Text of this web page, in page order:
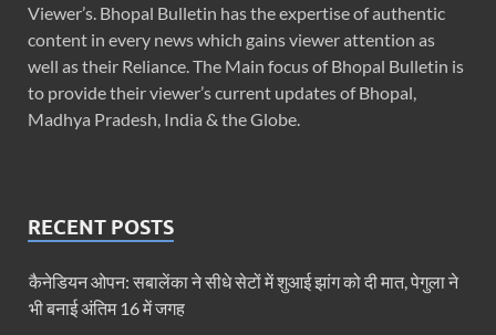
Viewer’s. Bhopal Bulletin has the expertise of authentic
content in every news which gains viewer attention as
well as their Reliance. The Main focus of Bhopal Bulletin is
to provide their viewer’s current updates of Bhopal,
Madhya Pradesh, India & the Globe.
RECENT POSTS
कैनेडियन ओपन: सबालेंका ने सीधे सेटों में शुआई झांग को दी मात, पेगुला ने
भी बनाई अंतिम 16 में जगह